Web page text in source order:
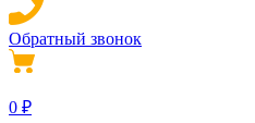
Обратный звонок
0 ₽